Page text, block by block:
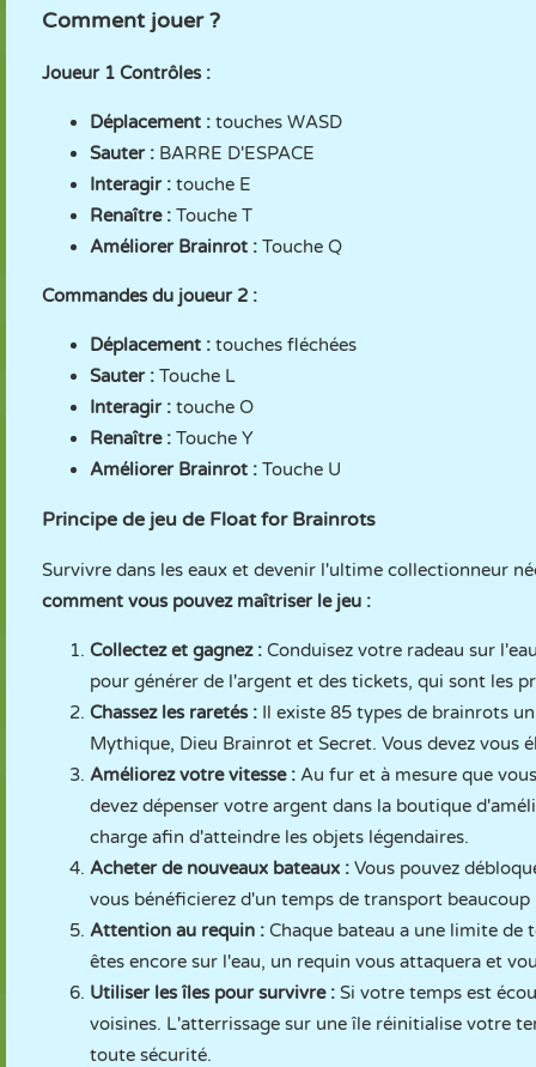
Comment jouer ?
Joueur 1 Contrôles :
Déplacement : touches WASD
Sauter : BARRE D'ESPACE
Interagir : touche E
Renaître : Touche T
Améliorer Brainrot : Touche Q
Commandes du joueur 2 :
Déplacement : touches fléchées
Sauter : Touche L
Interagir : touche O
Renaître : Touche Y
Améliorer Brainrot : Touche U
Principe de jeu de Float for Brainrots
Survivre dans les eaux et devenir l'ultime collectionneur
comment vous pouvez maîtriser le jeu :
Collectez et gagnez : Conduisez votre radeau sur
pour générer de l'argent et des tickets, qui sont les
Chassez les raretés : Il existe 85 types de brainrots
Mythique, Dieu Brainrot et Secret. Vous devez vous
Améliorez votre vitesse : Au fur et à mesure que
devez dépenser votre argent dans la boutique
charge afin d'atteindre les objets légendaires.
Acheter de nouveaux bateaux : Vous pouvez
vous bénéficierez d'un temps de transport
Attention au requin : Chaque bateau a une limite de
êtes encore sur l'eau, un requin vous attaquera et
Utiliser les îles pour survivre : Si votre temps est
voisines. L'atterrissage sur une île réinitialise votre
toute sécurité.